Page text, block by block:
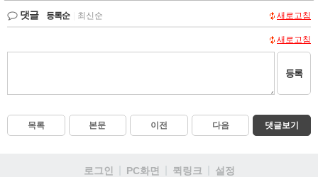
댓글 등록순 최신순 새로고침
새로고침
등록
목록 본문 이전 다음 댓글보기
로그인 PC화면 퀵링크
설정